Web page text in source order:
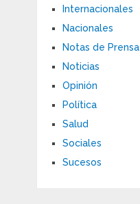
Internacionales
Nacionales
Notas de Prensa
Noticias
Opinión
Política
Salud
Sociales
Sucesos